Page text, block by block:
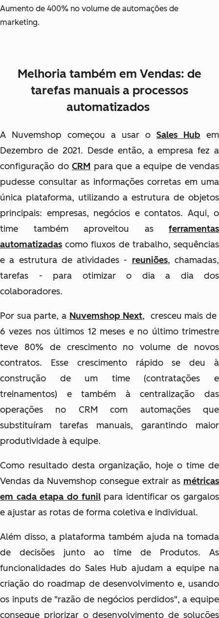
Aumento de 400% no volume de automações de
marketing.
Melhoria também em Vendas: de
tarefas manuais a processos
automatizados
A Nuvemshop começou a usar o Sales Hub em
Dezembro de 2021. Desde então, a empresa fez a
configuração do CRM para que a equipe de vendas
pudesse consultar as informações corretas em uma
única plataforma, utilizando a estrutura de objetos
principais: empresas, negócios e contatos. Aqui, o
time também aproveitou as ferramentas
automatizadas como fluxos de trabalho, sequências
e a estrutura de atividades - reuniões, chamadas,
tarefas - para otimizar o dia a dia dos
colaboradores.
Por sua parte, a Nuvemshop Next, cresceu mais de
6 vezes nos últimos 12 meses e no último trimestre
teve 80% de crescimento no volume de novos
contratos. Esse crescimento rápido se deu à
construção de um time (contratações e
treinamentos) e também à centralização das
operações no CRM com automações que
substituíram tarefas manuais, garantindo maior
produtividade à equipe.
Como resultado desta organização, hoje o time de
Vendas da Nuvemshop consegue extrair as métricas
em cada etapa do funilpara identificar os gargalos
e ajustar as rotas de forma coletiva e individual.
Além disso, a plataforma também ajuda na tomada
de decisões junto ao time de Produtos. As
funcionalidades do Sales Hub ajudam a equipe na
criação do roadmap de desenvolvimento e, usando
os inputs de "razão de negócios perdidos", a equipe
consegue priorizar o desenvolvimento de soluções